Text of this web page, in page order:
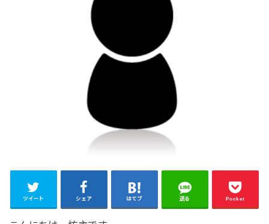
ツイート シェア はてブ 送る Pocket